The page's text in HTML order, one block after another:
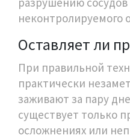
неконтролируемого
Оставляет ли
При правильной
практически
заживают за пару
существует только
осложнениях или